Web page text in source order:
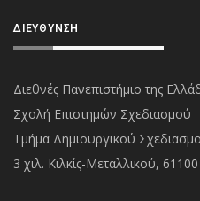
ΔΙΕΎΘΥΝΣΗ
Διεθνές Πανεπιστήμιο της
Σχολή Επιστημών Σχεδιασμού
Τμήμα Δημιουργικού
3 χιλ. Κιλκίς-Μεταλλικού, 61100